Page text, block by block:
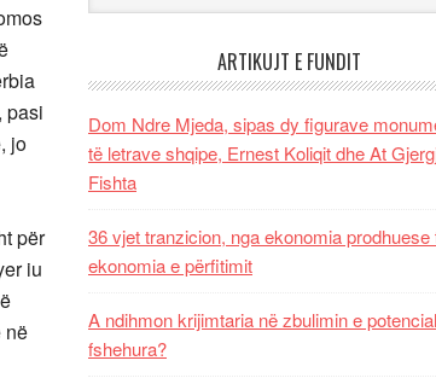
pasi
jo
për
iu
në
ARTIKUJT E FUNDIT
Dom Ndre Mjeda, sipas dy figurave
të letrave shqipe, Ernest Koliqit dhe At
Fishta
36 vjet tranzicion, nga ekonomia prodhuese
ekonomia e përfitimit
A ndihmon krijimtaria në zbulimin e
fshehura?